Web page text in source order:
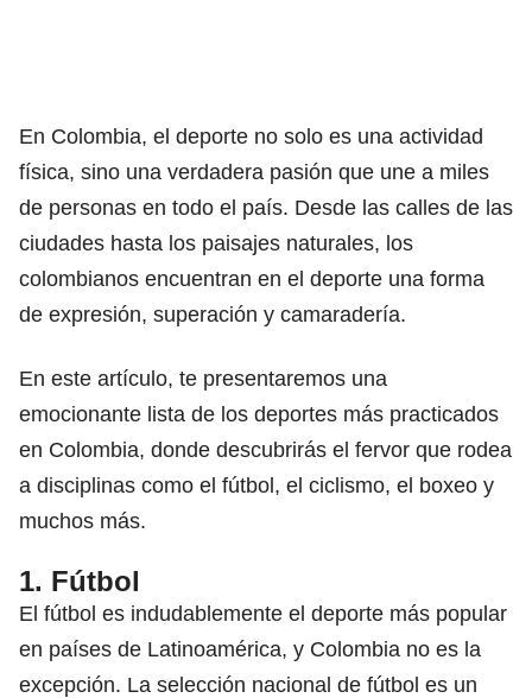
En Colombia, el deporte no solo es una actividad
física, sino una verdadera pasión que une a miles
de personas en todo el país. Desde las calles de las
ciudades hasta los paisajes naturales, los
colombianos encuentran en el deporte una forma
de expresión, superación y camaradería.
En este artículo, te presentaremos una
emocionante lista de los deportes más practicados
en Colombia, donde descubrirás el fervor que rodea
a disciplinas como el fútbol, el ciclismo, el boxeo y
muchos más.
1. Fútbol
El fútbol es indudablemente el deporte más popular
en países de Latinoamérica, y Colombia no es la
excepción. La selección nacional de fútbol es un